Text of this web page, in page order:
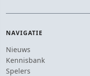
NAVIGATIE
Nieuws
Kennisbank
Spelers